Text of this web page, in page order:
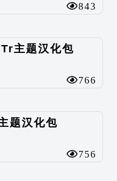
843
主题汉化包
766
题汉化包
756